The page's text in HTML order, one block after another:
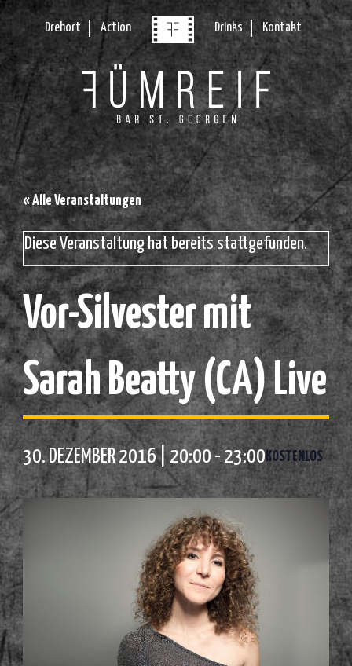
Drehort Action Drinks Kontakt
« Alle Veranstaltungen
Diese Veranstaltung hat bereits stattgefunden.
Vor-Silvester mit
Sarah Beatty (CA) Live
30. DEZEMBER 2016 | 20:00- 23:00 KOSTENLOS